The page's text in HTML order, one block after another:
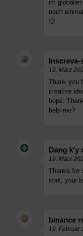
im
noch
🙂
Inscreva-
19. März
Thank you
creative
hope.
help me?
Dang k'y
19. März
Thanks for
cool, your
binance
19. Februar